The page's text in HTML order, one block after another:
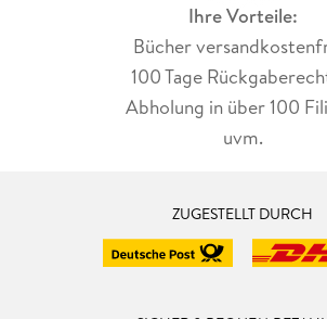
Ihre Vorteile:
Bücher
100 Tage
Abholung in über 100
uvm.
ZUGESTELLT DURCH